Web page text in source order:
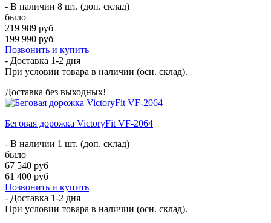
- В наличии 8 шт. (доп. склад)
было
219 989 руб
199 990 руб
Позвонить и купить
- Доставка 1-2 дня
При условии товара в наличии (осн. склад).
Доставка без выходных!
Беговая дорожка VictoryFit VF-2064
- В наличии 1 шт. (доп. склад)
было
67 540 руб
61 400 руб
Позвонить и купить
- Доставка 1-2 дня
При условии товара в наличии (осн. склад).